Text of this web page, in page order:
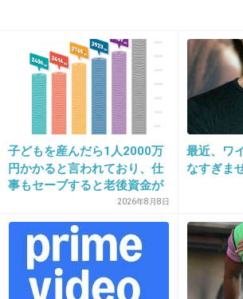
16. 匿名2012/12/22(土) 08:16:59
マイリトルラバー
+44
シャ乱Qのシングルベッド！！
+46
子どもを産んだら1人2000万
円かかると言われており、仕
事もセーブすると老後資金が
貯められない…一方、子育て
していない人は潤沢な資金で
悠々老後だと歪んでいるので
は？→様々な意見
2026年8月8日
最近、ワ
なすぎま